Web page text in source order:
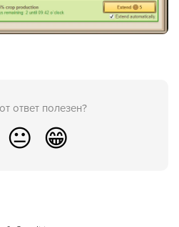
ответ полезен?
😐 😁